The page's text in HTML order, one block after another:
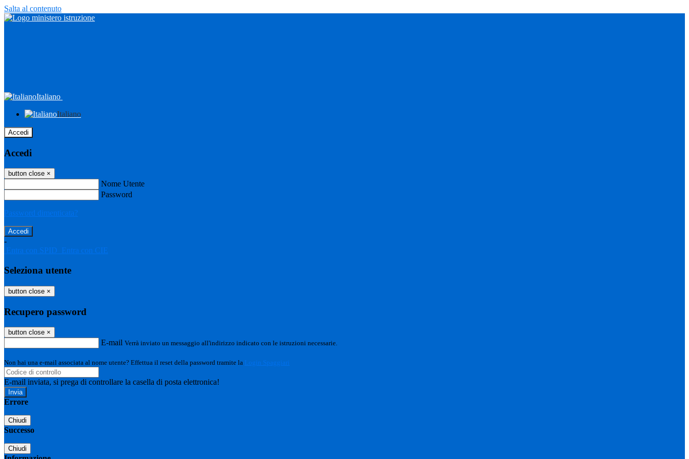
Salta al contenuto
Italiano
Italiano
Accedi
Accedi
button close ×
Nome Utente
Password
Password dimenticata?
-
Entra con SPID
Entra con CIE
Seleziona utente
button close ×
Recupero password
button close ×
E-mail Verrà inviato un messaggio all'indirizzo indicato con le istruzioni necessarie.
Non hai una e-mail associata al nome utente? Effettua il reset della password tramite la Login Spaggiari
E-mail inviata, si prega di controllare la casella di posta elettronica!
Errore
Chiudi
Successo
Chiudi